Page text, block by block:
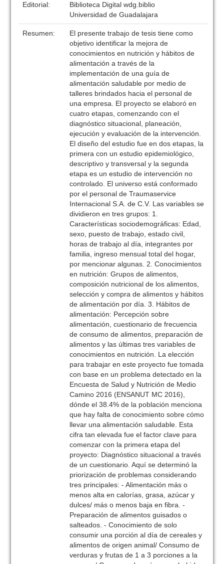
Editorial:
Biblioteca Digital wdg.biblio
Universidad de Guadalajara
Resumen:
El presente trabajo de tesis tiene como
objetivo identificar la mejora de
conocimientos en nutrición y hábitos de
alimentación a través de la
implementación de una guía de
alimentación saludable por medio de
talleres brindados hacia el personal de
una empresa. El proyecto se elaboró en
cuatro etapas, comenzando con el
diagnóstico situacional, planeación,
ejecución y evaluación de la intervención.
El diseño del estudio fue en dos etapas, la
primera con un estudio epidemiológico,
descriptivo y transversal y la segunda
etapa es un estudio de intervención no
controlado. El universo está conformado
por el personal de Traumaservice
Internacional S.A. de C.V. Las variables se
dividieron en tres grupos: 1.
Características sociodemográficas: Edad,
sexo, puesto de trabajo, estado civil,
horas de trabajo al día, integrantes por
familia, ingreso mensual total del hogar,
por mencionar algunas. 2. Conocimientos
en nutrición: Grupos de alimentos,
composición nutricional de los alimentos,
selección y compra de alimentos y hábitos
de alimentación por día. 3. Hábitos de
alimentación: Percepción sobre
alimentación, cuestionario de frecuencia
de consumo de alimentos, preparación de
alimentos y las últimas tres variables de
conocimientos en nutrición. La elección
para trabajar en este proyecto fue tomada
con base en un problema detectado en la
Encuesta de Salud y Nutrición de Medio
Camino 2016 (ENSANUT MC 2016),
dónde el 38.4% de la población menciona
que hay falta de conocimiento sobre cómo
llevar una alimentación saludable. Esta
cifra tan elevada fue el factor clave para
comenzar con la primera etapa del
proyecto: Diagnóstico situacional a través
de un cuestionario. Aquí se determinó la
priorización de problemas considerando
tres principales: - Alimentación más o
menos alta en calorías, grasa, azúcar y
dulces/ más o menos baja en fibra. -
Preparación de alimentos guisados o
salteados. - Conocimiento de solo
consumir una porción al día de cereales y
alimentos de origen animal/ Consumo de
verduras y frutas de 1 a 3 porciones a la